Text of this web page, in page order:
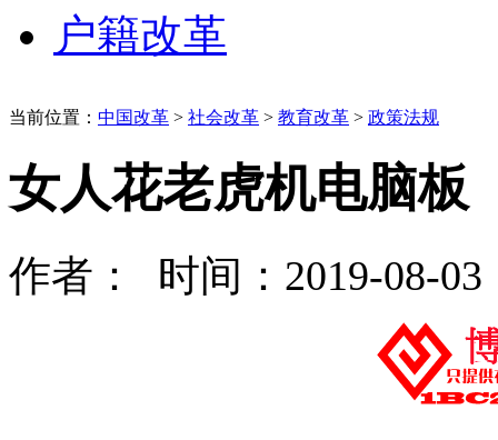
户籍改革
当前位置： 中国改革 > 社会改革 > 教育改革 > 政策法规
女人花老虎机电脑板
作者： 时间：2019-08-03